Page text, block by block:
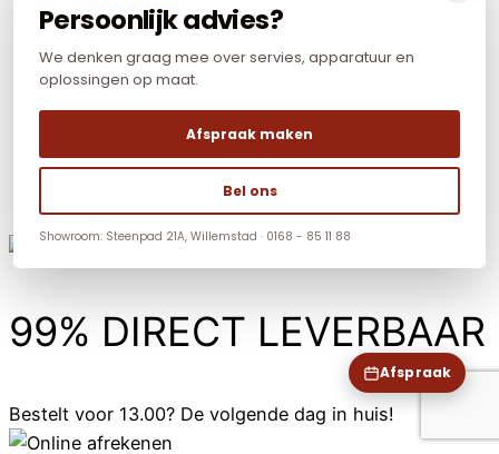
99% DIRECT LEVERBAAR
Bestelt voor 13.00? De volgende dag in huis!
Afspraak
Persoonlijk advies?
We denken graag mee over servies, apparatuur en
oplossingen op maat.
Afspraak maken
Bel ons
Showroom: Steenpad 21A, Willemstad · 0168 - 85 11 88